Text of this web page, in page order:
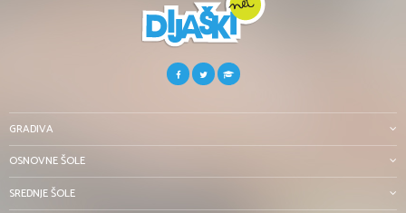
GRADIVA
OSNOVNE ŠOLE
SREDNJE ŠOLE